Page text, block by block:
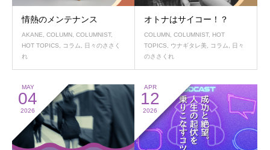
情熱のメンテナンス
AKANE COLUMN COLUMNIST,
HOT TOPICS
コラム
日々のささく
れ
オトナはサイコー！？
COLUMN COLUMNIST, HOT
TOPICS
ウナギタレ美 コラム
日々
のささくれ
MAY
04
2026
APR
12
2026